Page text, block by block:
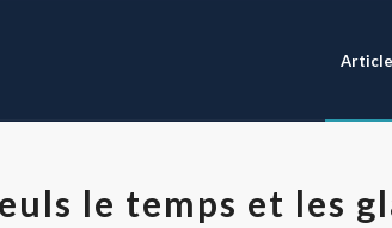
le temps et les